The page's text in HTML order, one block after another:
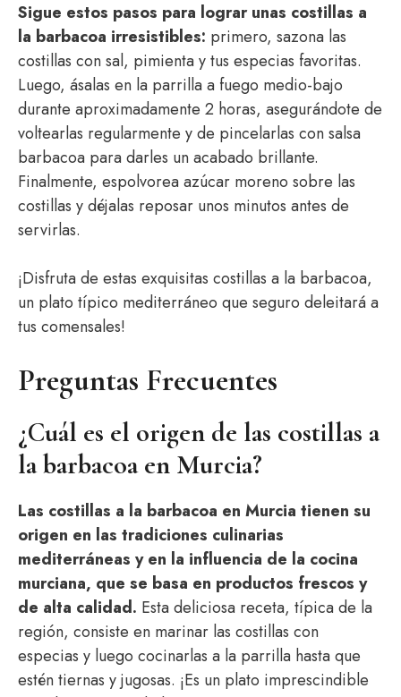
Sigue estos pasos para lograr unas costillas a
la barbacoa irresistibles: primero, sazona las
costillas con sal, pimienta y tus especias favoritas.
Luego, ásalas en la parrilla a fuego medio-bajo
durante aproximadamente 2 horas, asegurándote de
voltearlas regularmente y de pincelarlas con salsa
barbacoa para darles un acabado brillante.
Finalmente, espolvorea azúcar moreno sobre las
costillas y déjalas reposar unos minutos antes de
servirlas.
¡Disfruta de estas exquisitas costillas a la barbacoa,
un plato típico mediterráneo que seguro deleitará a
tus comensales!
Preguntas Frecuentes
¿Cuál es el origen de las costillas a
la barbacoa en Murcia?
Las costillas a la barbacoa en Murcia tienen su
origen en las tradiciones culinarias
mediterráneas y en la influencia de la cocina
murciana, que se basa en productos frescos y
de alta calidad. Esta deliciosa receta, típica de la
región, consiste en marinar las costillas con
especias y luego cocinarlas a la parrilla hasta que
estén tiernas y jugosas. ¡Es un plato imprescindible